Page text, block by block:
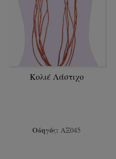
Κολιέ Λάστιχο
Οδηγός: ΑΞ045